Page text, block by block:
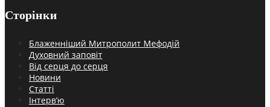
Сторінки
Блаженніший Митрополит Мефодій
Духовний заповіт
Від серця до серця
Новини
Статті
Інтерв’ю